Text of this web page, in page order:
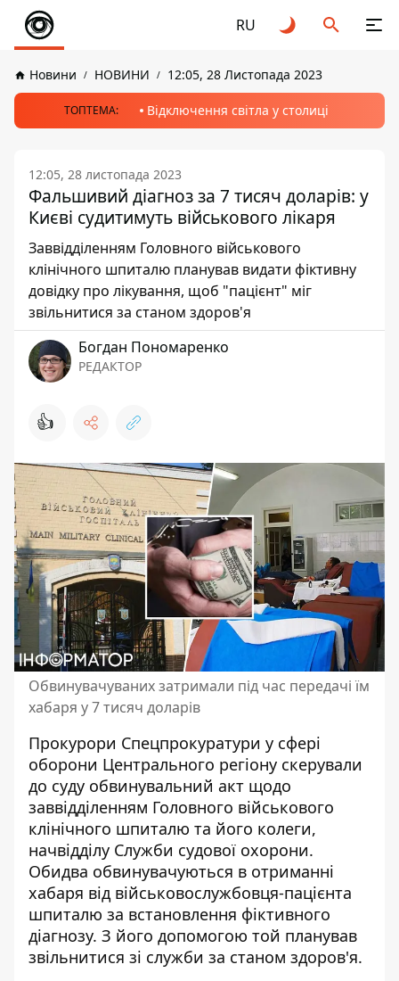
RU
Новини НОВИНИ 12:05, 28 Листопада 2023
ТОПТЕМА: Відключення світла у столиці
12:05, 28 листопада 2023
Фальшивий діагноз за 7 тисяч доларів: у
Києві судитимуть військового лікаря
Заввідділенням Головного військового
клінічного шпиталю планував видати фіктивну
довідку про лікування, щоб "пацієнт" міг
звільнитися за станом здоров'я
Богдан Пономаренко
РЕДАКТОР
👍
Обвинувачуваних затримали під час передачі їм
хабаря у 7 тисяч доларів
Прокурори Спецпрокуратури у сфері
оборони Центрального регіону скерували
до суду обвинувальний акт щодо
заввідділенням Головного військового
клінічного шпиталю та його колеги,
начвідділу Служби судової охорони.
Обидва обвинувачуються в отриманні
хабаря від військовослужбовця-пацієнта
шпиталю за встановлення фіктивного
діагнозу. З його допомогою той планував
звільнитися зі служби за станом здоров'я.